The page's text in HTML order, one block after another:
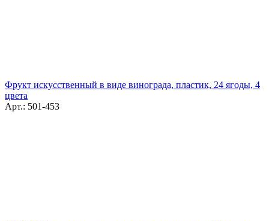
Фрукт искусственный в виде винограда, пластик, 24 ягоды, 4
цвета
Арт.: 501-453